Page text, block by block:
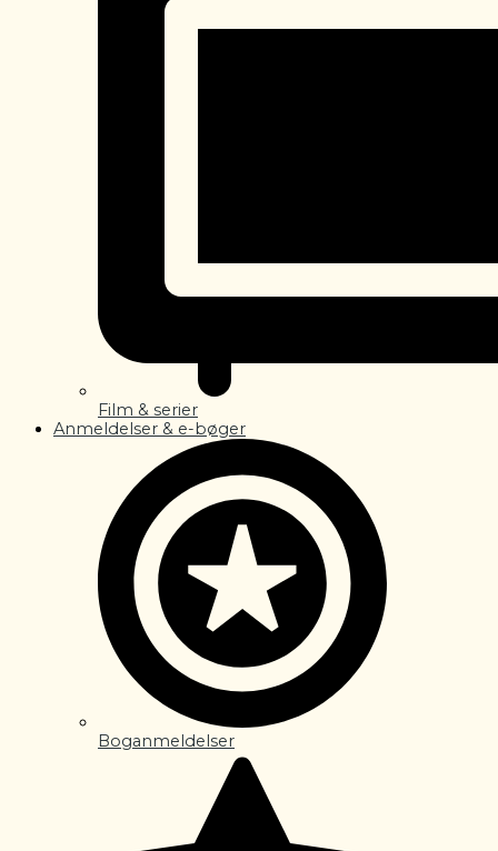
Film & serier
Anmeldelser & e-bøger
Boganmeldelser